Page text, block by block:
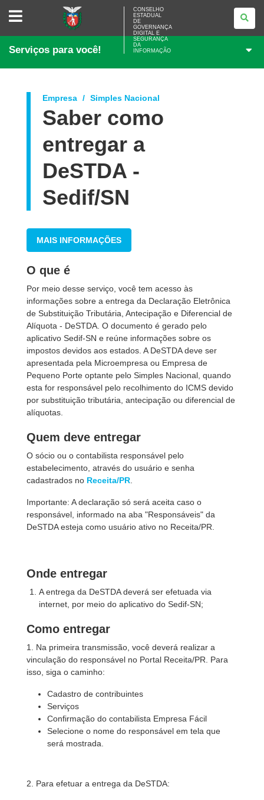
CONSELHO
ESTADUAL
GOVERNANÇA
E
DA
CONSELHO
ESTADUAL
DE
GOVERNANÇA
DIGITAL E
SEGURANÇA
DA
INFORMAÇÃO
Serviços para você!
Empresa Simples Nacional
Saber como
entregar a
DeSTDA -
Sedif/SN
MAIS INFORMAÇÕES
O que é
Por meio desse serviço, você tem acesso às
informações sobre a entrega da Declaração Eletrônica
de Substituição Tributária, Antecipação e Diferencial de
Alíquota - DeSTDA. O documento é gerado pelo
aplicativo Sedif-SN e reúne informações sobre os
impostos devidos aos estados. A DeSTDA deve ser
apresentada pela Microempresa ou Empresa de
Pequeno Porte optante pelo Simples Nacional, quando
esta for responsável pelo recolhimento do ICMS devido
por substituição tributária, antecipação ou diferencial de
alíquotas.
Quem deve entregar
O sócio ou o contabilista responsável pelo
estabelecimento, através do usuário e senha
cadastrados no Receita/PR
Importante: A declaração só será aceita caso o
responsável, informado na aba "Responsáveis" da
DeSTDA esteja como usuário ativo no Receita/PR.
Onde entregar
A entrega da DeSTDA deverá ser efetuada via
internet, por meio do aplicativo do Sedif-SN;
Como entregar
1. Na primeira transmissão, você deverá realizar a
vinculação do responsável no Portal Receita/PR. Para
isso, siga o caminho:
Cadastro de contribuintes
Serviços
Confirmação do contabilista Empresa Fácil
Selecione o nome do responsável em tela que
será mostrada.
2. Para efetuar a entrega da DeSTDA: